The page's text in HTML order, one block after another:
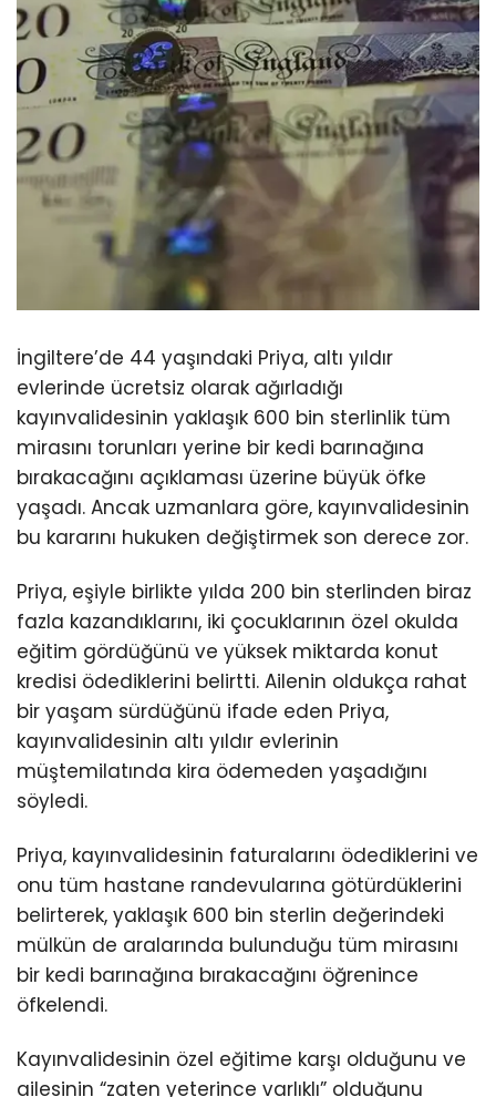
İngiltere’de 44 yaşındaki Priya, altı yıldır
evlerinde ücretsiz olarak ağırladığı
kayınvalidesinin yaklaşık 600 bin sterlinlik tüm
mirasını torunları yerine bir kedi barınağına
bırakacağını açıklaması üzerine büyük öfke
yaşadı. Ancak uzmanlara göre, kayınvalidesinin
bu kararını hukuken değiştirmek son derece zor.
Priya, eşiyle birlikte yılda 200 bin sterlinden biraz
fazla kazandıklarını, iki çocuklarının özel okulda
eğitim gördüğünü ve yüksek miktarda konut
kredisi ödediklerini belirtti. Ailenin oldukça rahat
bir yaşam sürdüğünü ifade eden Priya,
kayınvalidesinin altı yıldır evlerinin
müştemilatında kira ödemeden yaşadığını
söyledi.
Priya, kayınvalidesinin faturalarını ödediklerini ve
onu tüm hastane randevularına götürdüklerini
belirterek, yaklaşık 600 bin sterlin değerindeki
mülkün de aralarında bulunduğu tüm mirasını
bir kedi barınağına bırakacağını öğrenince
öfkelendi.
Kayınvalidesinin özel eğitime karşı olduğunu ve
ailesinin “zaten yeterince varlıklı” olduğunu